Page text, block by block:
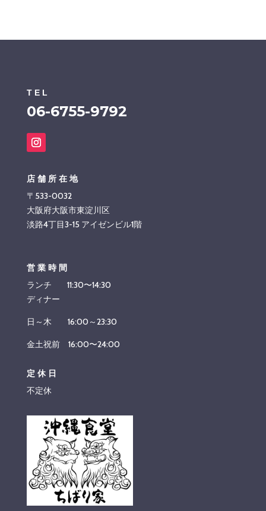
TEL
06-6755-9792
店舗所在地
〒533-0032
大阪府大阪市東淀川区
淡路4丁目3-15 アイゼンビル1階
営業時間
ランチ 11:30〜14:30
ディナー
日～木 16:00～23:30
金土祝前 16:00〜24:00
定休日
不定休